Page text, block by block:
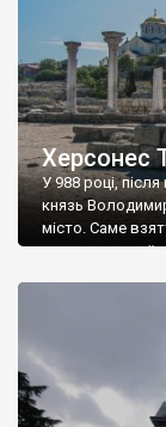
Херсонес
У 988 році,
князь
місто. Саме
диктувати свої
Херсонесі
А потім було